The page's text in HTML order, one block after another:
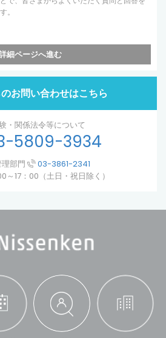
。
細ページへ進む
お問い合わせはこちら
・関係法令等について
5809-3934
部門
03-3861-2341
～17：00（土日・祝日除く）